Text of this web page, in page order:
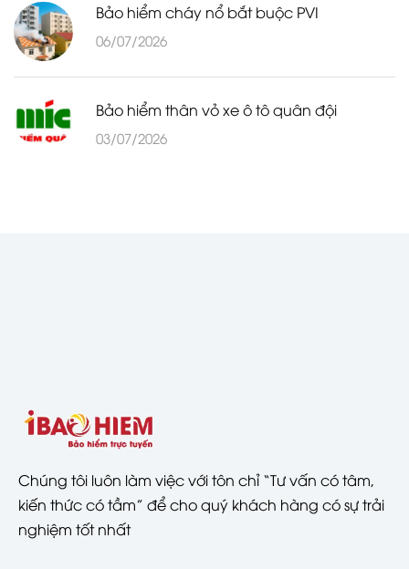
Bảo hiểm cháy nổ bắt buộc PVI
06/07/2026
Bảo hiểm thân vỏ xe ô tô quân đội
03/07/2026
Chúng tôi luôn làm việc với tôn chỉ “Tư vấn có tâm,
kiến thức có tầm” để cho quý khách hàng có sự trải
nghiệm tốt nhất